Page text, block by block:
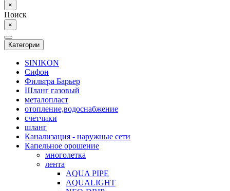
×
Поиск
×
Категории
SINIKON
Сифон
Фильтра Барьер
Шланг газовый
металопласт
отопление,водоснабжение
счетчики
шланг
Канализация - наружные сети
Капельное орошение
многолетка
лента
AQUA PIPE
AQUALIGHT